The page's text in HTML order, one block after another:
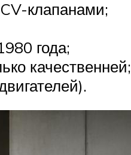
клапанами;
года;
качественней;